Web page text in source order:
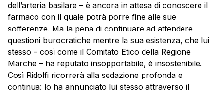
dell’arteria basilare – è ancora in attesa di conoscere il
farmaco con il quale potrà porre fine alle sue
sofferenze. Ma la pena di continuare ad attendere
questioni burocratiche mentre la sua esistenza, che lui
stesso – così come il Comitato Etico della Regione
Marche – ha reputato insopportabile, è insostenibile.
Così Ridolfi ricorrerà alla sedazione profonda e
continua: lo ha annunciato lui stesso attraverso il